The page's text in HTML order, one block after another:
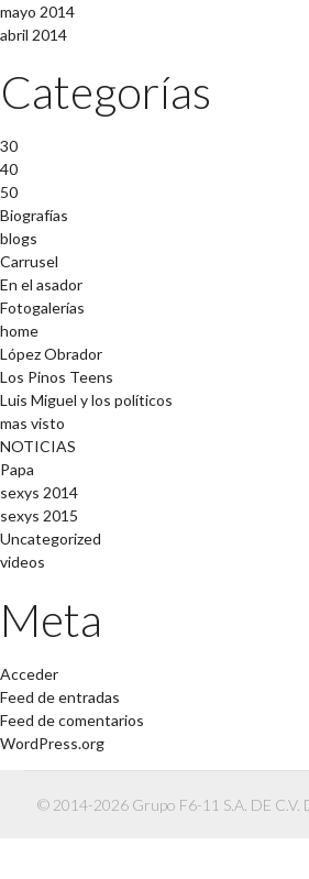
mayo 2014
abril 2014
Categorías
30
40
50
Biografías
blogs
Carrusel
En el asador
Fotogalerías
home
López Obrador
Los Pinos Teens
Luis Miguel y los políticos
mas visto
NOTICIAS
Papa
sexys 2014
sexys 2015
Uncategorized
videos
Meta
Acceder
Feed de entradas
Feed de comentarios
WordPress.org
© 2014-2026 Grupo F6-11 S.A. DE C.V.